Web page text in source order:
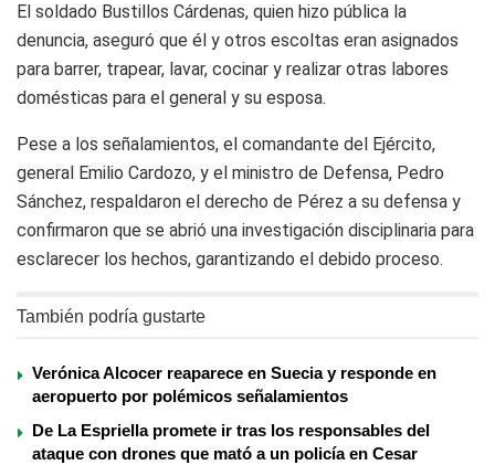
El soldado Bustillos Cárdenas, quien hizo pública la
denuncia, aseguró que él y otros escoltas eran asignados
para barrer, trapear, lavar, cocinar y realizar otras labores
domésticas para el general y su esposa.
Pese a los señalamientos, el comandante del Ejército,
general Emilio Cardozo, y el ministro de Defensa, Pedro
Sánchez, respaldaron el derecho de Pérez a su defensa y
confirmaron que se abrió una investigación disciplinaria para
esclarecer los hechos, garantizando el debido proceso.
También podría gustarte
Verónica Alcocer reaparece en Suecia y responde en
aeropuerto por polémicos señalamientos
De La Espriella promete ir tras los responsables del
ataque con drones que mató a un policía en Cesar